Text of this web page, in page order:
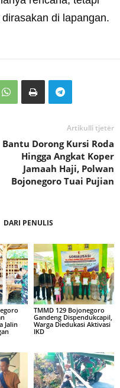
di lapangan.
Artikulli tjetër
Bantu Dorong Kursi Roda
Hingga Angkat Koper
Jamaah Haji, Polwan
Bojonegoro Tuai Pujian
DARI PENULIS
Jalin
TMMD 129 Bojonegoro
Gandeng Dispendukcapil,
Warga Diedukasi Aktivasi
IKD